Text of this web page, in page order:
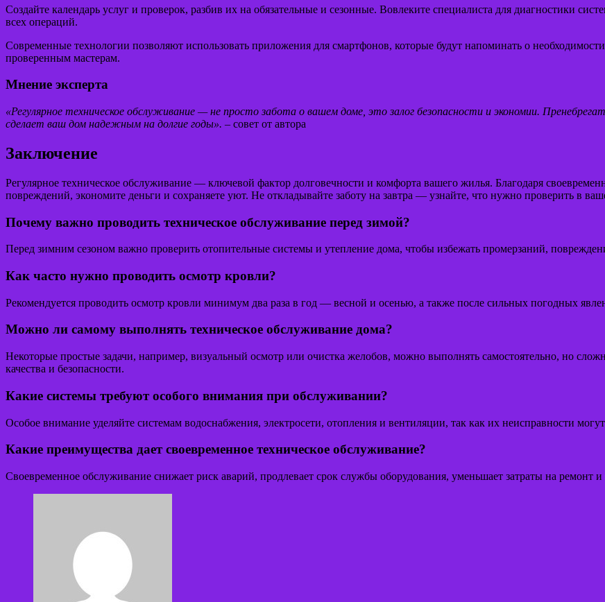
Создайте календарь услуг и проверок, разбив их на обязательные и сезонные. Вовлеките специалиста для диагностики
всех операций.
Современные технологии позволяют использовать приложения для смартфонов, которые будут напоминать о
проверенным мастерам.
Мнение эксперта
«Регулярное техническое обслуживание — не просто забота о вашем доме, это залог безопасности и экономии.
сделает ваш дом надежным на долгие годы». – совет от автора
Заключение
Регулярное техническое обслуживание — ключевой фактор долговечности и комфорта вашего жилья. Благодаря
повреждений, экономите деньги и сохраняете уют. Не откладывайте заботу на завтра — узнайте, что нужно проверить в
Почему важно проводить техническое обслуживание перед зимой?
Перед зимним сезоном важно проверить отопительные системы и утепление дома, чтобы избежать промерзаний,
Как часто нужно проводить осмотр кровли?
Рекомендуется проводить осмотр кровли минимум два раза в год — весной и осенью, а также после сильных погодных
Можно ли самому выполнять техническое обслуживание дома?
Некоторые простые задачи, например, визуальный осмотр или очистка желобов, можно выполнять самостоятельно, но
качества и безопасности.
Какие системы требуют особого внимания при обслуживании?
Особое внимание уделяйте системам водоснабжения, электросети, отопления и вентиляции, так как их неисправности
Какие преимущества дает своевременное техническое обслуживание?
Своевременное обслуживание снижает риск аварий, продлевает срок службы оборудования, уменьшает затраты на ремонт